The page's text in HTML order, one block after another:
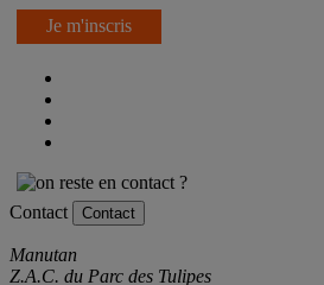
Je m'inscris
Contact Contact
Manutan
Z.A.C. du Parc des Tulipes